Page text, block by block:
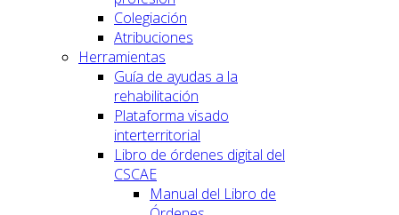
Colegiación
Atribuciones
Herramientas
Guía de ayudas a la
rehabilitación
Plataforma visado
interterritorial
Libro de órdenes digital del
CSCAE
Manual del Libro de